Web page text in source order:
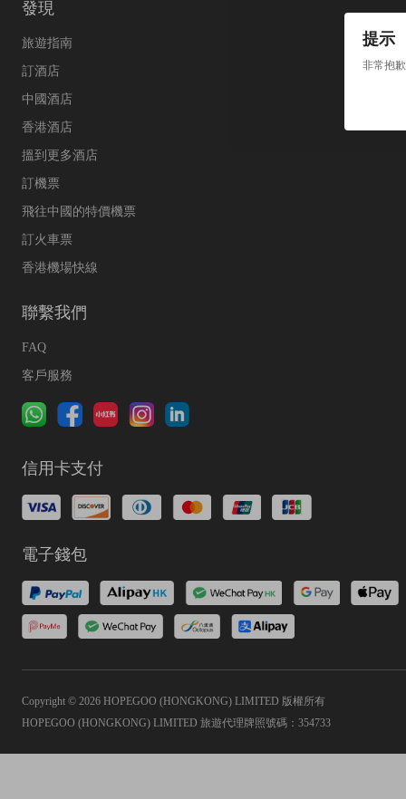
提示
非常抱
發現
旅遊指南
訂酒店
中國酒店
香港酒店
搵到更多酒店
訂機票
飛往中國的特價機票
訂火車票
香港機場快線
聯繫我們
FAQ
客戶服務
信用卡支付
電子錢包
Copyright © 2026 HOPEGOO (HONGKONG) LIMITED 版權所有
HOPEGOO (HONGKONG) LIMITED 旅遊代理牌照號碼：354733